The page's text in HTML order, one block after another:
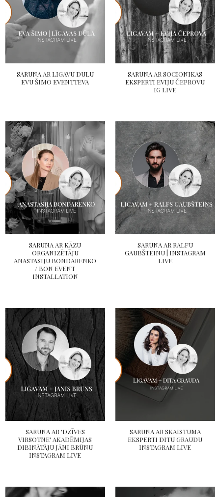
SARUNA AR LĪGAVU DŪLU
EVU ŠIMO EVENTTEVA
SARUNA AR SOCIONIKAS
EKSPERTI EVIJU ČEPROVU
IG LIVE
SARUNA AR KĀZU
ORGANIZĒTĀJU
ANASTASIJU BONDARENKO
/ BON EVENT
INSTALLATION
SARUNA AR RALFU
GAUBŠTEINU | INSTAGRAM
LIVE
SARUNA AR 'DZĪVES
VIRSOTNE' AKADĒMIJAS
DIBINĀTĀJU JĀNI BRŪNU
INSTAGRAM LIVE
SARUNA AR SKAISTUMA
EKSPERTI DITU GRAUDU
INSTAGRAM LIVE